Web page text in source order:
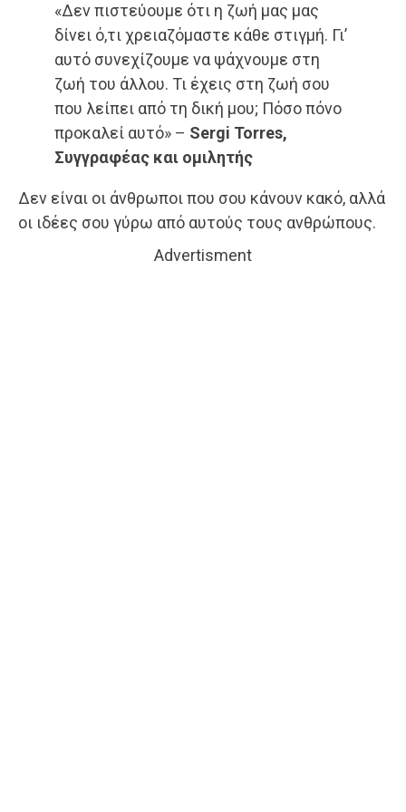
«Δεν πιστεύουμε ότι η ζωή μας μας
δίνει ό,τι χρειαζόμαστε κάθε στιγμή. Γι’
αυτό συνεχίζουμε να ψάχνουμε στη
ζωή του άλλου. Τι έχεις στη ζωή σου
που λείπει από τη δική μου; Πόσο πόνο
προκαλεί αυτό» – Sergi Torres,
Συγγραφέας και ομιλητής
Δεν είναι οι άνθρωποι που σου κάνουν κακό, αλλά
οι ιδέες σου γύρω από αυτούς τους ανθρώπους.
Advertisment